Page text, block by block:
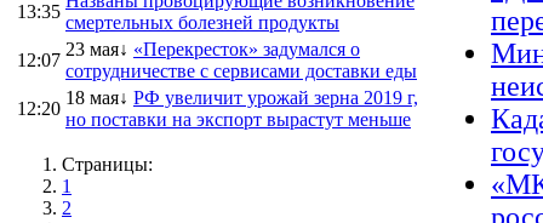
13:35
смертельных болезней продукты
12:07
23 мая↓ «Перекресток» задумался о
сотрудничестве с сервисами доставки еды
12:20
18 мая↓ РФ увеличит урожай зерна 2019 г,
но поставки на экспорт вырастут меньше
Страницы:
1
2